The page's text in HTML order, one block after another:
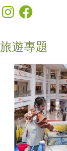
InstagramFacebook
旅遊專題